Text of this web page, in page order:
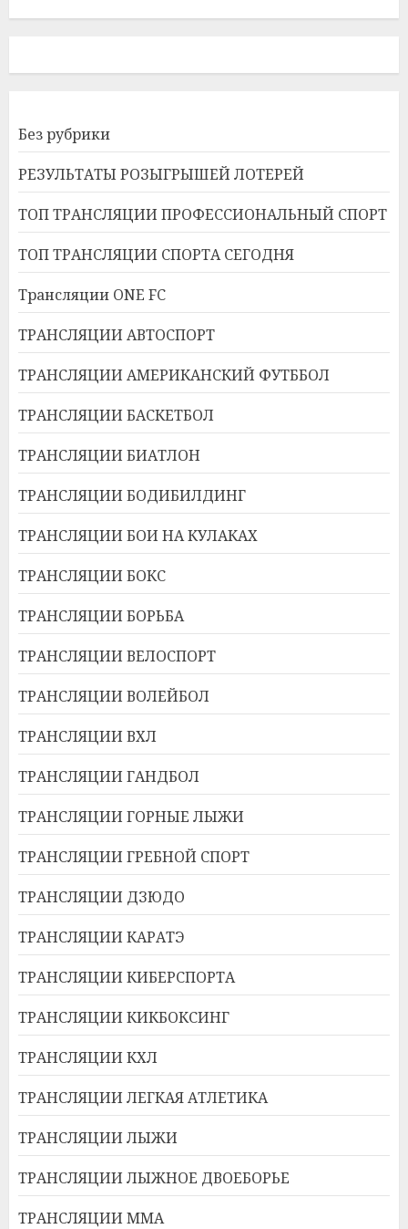
Без рубрики
РЕЗУЛЬТАТЫ РОЗЫГРЫШЕЙ ЛОТЕРЕЙ
ТОП ТРАНСЛЯЦИИ ПРОФЕССИОНАЛЬНЫЙ СПОРТ
ТОП ТРАНСЛЯЦИИ СПОРТА СЕГОДНЯ
Трансляции ONE FC
ТРАНСЛЯЦИИ АВТОСПОРТ
ТРАНСЛЯЦИИ АМЕРИКАНСКИЙ ФУТББОЛ
ТРАНСЛЯЦИИ БАСКЕТБОЛ
ТРАНСЛЯЦИИ БИАТЛОН
ТРАНСЛЯЦИИ БОДИБИЛДИНГ
ТРАНСЛЯЦИИ БОИ НА КУЛАКАХ
ТРАНСЛЯЦИИ БОКС
ТРАНСЛЯЦИИ БОРЬБА
ТРАНСЛЯЦИИ ВЕЛОСПОРТ
ТРАНСЛЯЦИИ ВОЛЕЙБОЛ
ТРАНСЛЯЦИИ ВХЛ
ТРАНСЛЯЦИИ ГАНДБОЛ
ТРАНСЛЯЦИИ ГОРНЫЕ ЛЫЖИ
ТРАНСЛЯЦИИ ГРЕБНОЙ СПОРТ
ТРАНСЛЯЦИИ ДЗЮДО
ТРАНСЛЯЦИИ КАРАТЭ
ТРАНСЛЯЦИИ КИБЕРСПОРТА
ТРАНСЛЯЦИИ КИКБОКСИНГ
ТРАНСЛЯЦИИ КХЛ
ТРАНСЛЯЦИИ ЛЕГКАЯ АТЛЕТИКА
ТРАНСЛЯЦИИ ЛЫЖИ
ТРАНСЛЯЦИИ ЛЫЖНОЕ ДВОЕБОРЬЕ
ТРАНСЛЯЦИИ ММА